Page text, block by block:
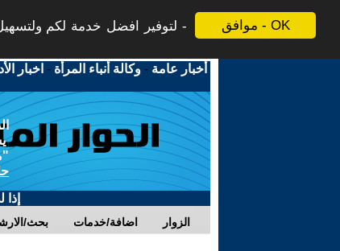
موافق - OK
لتوفير افضل خدمة لكم
أخبار عامة -وكالة أنباء المرأة - اخبار
بحث/ اضافة/خدمات الزوار